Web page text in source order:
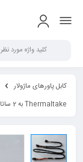
کابل پاورهای ماژولار
Thermaltake به 2 ساتا